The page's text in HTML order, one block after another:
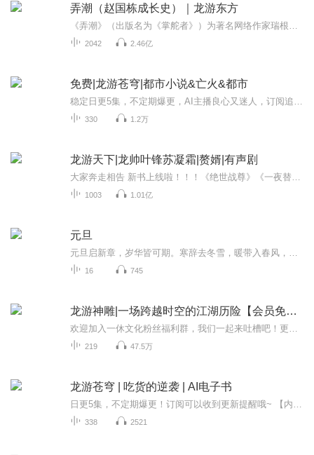
弄潮（赵国栋成长史）｜龙游东方
2042 2.46亿
免费|龙游苍穹|都市小说&亡火&都市
330 1.2万
龙游天下|龙帅叶锋苏凝霜|赘婿|有声剧
1003 1.01亿
元旦
16 745
龙游神雕|一场跨越时空的江湖历险【会员免费】
219 47.5万
龙游苍穹 | 吃货的逆袭 | AI电子书
338 2521